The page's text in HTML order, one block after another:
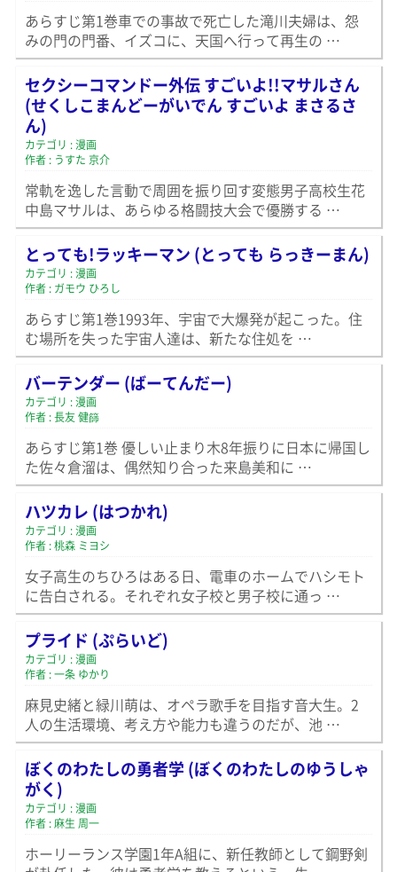
あらすじ第1巻車での事故で死亡した滝川夫婦は、怨
みの門の門番、イズコに、天国へ行って再生の …
セクシーコマンドー外伝 すごいよ!!マサルさん
(せくしこまんどーがいでん すごいよ まさるさ
ん)
カテゴリ : 漫画
作者 : うすた 京介
常軌を逸した言動で周囲を振り回す変態男子高校生花
中島マサルは、あらゆる格闘技大会で優勝する …
とっても!ラッキーマン (とっても らっきーまん)
カテゴリ : 漫画
作者 : ガモウ ひろし
あらすじ第1巻1993年、宇宙で大爆発が起こった。住
む場所を失った宇宙人達は、新たな住処を …
バーテンダー (ばーてんだー)
カテゴリ : 漫画
作者 : 長友 健篩
あらすじ第1巻 優しい止まり木8年振りに日本に帰国し
た佐々倉溜は、偶然知り合った来島美和に …
ハツカレ (はつかれ)
カテゴリ : 漫画
作者 : 桃森 ミヨシ
女子高生のちひろはある日、電車のホームでハシモト
に告白される。それぞれ女子校と男子校に通っ …
プライド (ぷらいど)
カテゴリ : 漫画
作者 : 一条 ゆかり
麻見史緒と緑川萌は、オペラ歌手を目指す音大生。2
人の生活環境、考え方や能力も違うのだが、池 …
ぼくのわたしの勇者学 (ぼくのわたしのゆうしゃ
がく)
カテゴリ : 漫画
作者 : 麻生 周一
ホーリーランス学園1年A組に、新任教師として鋼野剣